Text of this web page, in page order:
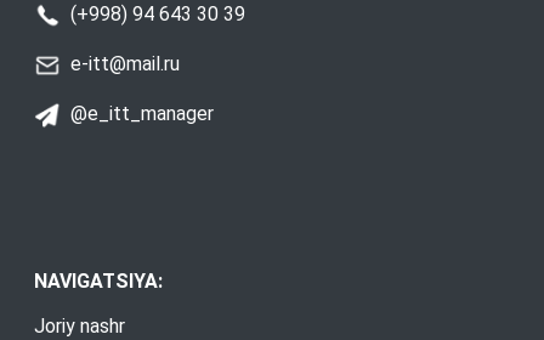
(+998) 94 643 30 39
e-itt@mail.ru
@e_itt_manager
NAVIGATSIYA:
Joriy nashr